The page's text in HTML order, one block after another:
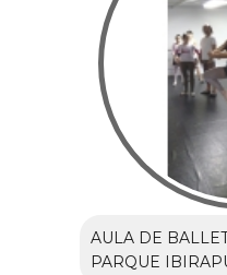
AULA DE
PARQUE